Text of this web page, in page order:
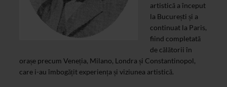
artistică a început
la București și a
continuat la Paris,
fiind completată
de călătorii în
orașe precum Veneția, Milano, Londra și Constantinopol,
care i-au îmbogățit experiența și viziunea artistică.